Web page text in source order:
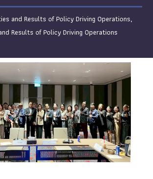
and Results of Policy Driving Operations,
Results of Policy Driving Operations